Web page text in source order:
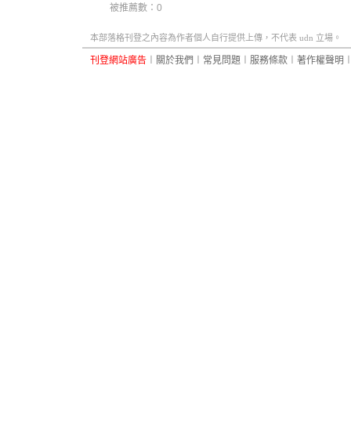
被推薦數： 0
本部落格刊登之內容為作者個人自行提供上傳，不代表 udn 立場。
刊登網站廣告 關於我們 常見問題 服務條款 著作權聲明